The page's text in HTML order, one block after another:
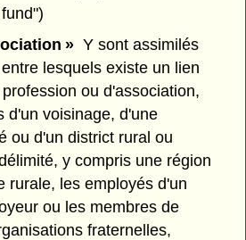
»Y sont assimilés
lesquels existe un lien
ou d'association,
d'un voisinage, d'une
ou d'un district rural ou
y compris une région
rurale, les employés d'un
ou les membres de
fraternelles,